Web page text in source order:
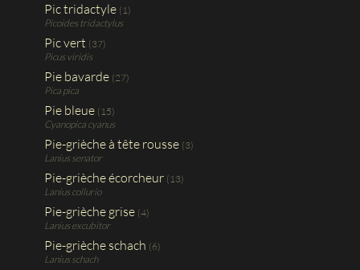
Pic tridactyle (1)
Picoides tridactylus
Pic vert (37)
Picus viridis
Pie bavarde (27)
Pica pica
Pie bleue (15)
Cyanopica cyanus
Pie-grièche à tête rousse (3)
Lanius senator
Pie-grièche écorcheur (13)
Lanius collurio
Pie-grièche grise (4)
Lanius excubitor
Pie-grièche schach (6)
Lanius schach